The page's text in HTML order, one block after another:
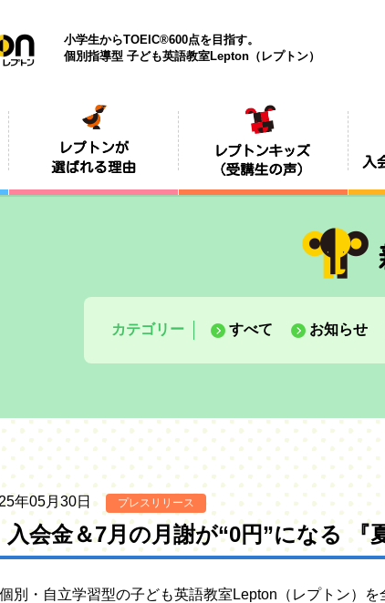
小学生からTOEIC®600点を目指す。
個別指導型 子ども英語教室Lepton（レプトン）
カテゴリー すべて お知らせ
年05月30日 プレスリリース
入会金＆7月の月謝が“0円”になる
個別・自立学習型の子ども英語教室Lepton（レプトン）